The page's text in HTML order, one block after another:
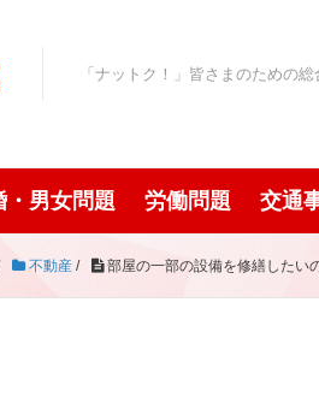
「ナットク！」皆さまのための
・男女問題 労働問題 交通
不動産 / 部屋の一部の設備を修繕したい